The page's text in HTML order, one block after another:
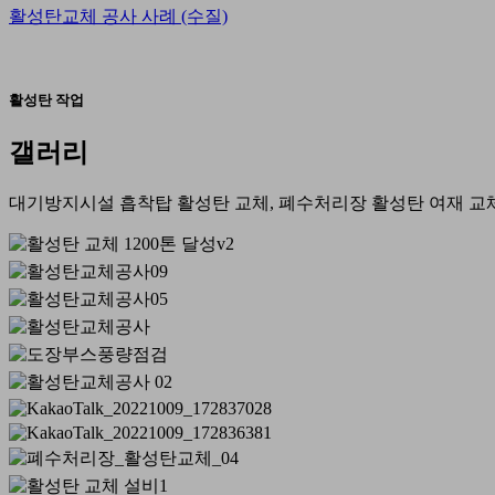
활성탄교체 공사 사례 (수질)
활성탄 작업
갤러리
대기방지시설 흡착탑 활성탄 교체, 폐수처리장 활성탄 여재 교